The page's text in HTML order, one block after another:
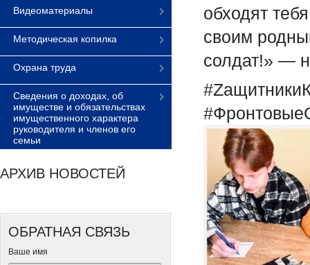
Видеоматериалы
Методическая копилка
Охрана труда
Сведения о доходах, об
имуществе и обязательствах
имущественного характера
руководителя и членов его
семьи
АРХИВ НОВОСТЕЙ
ОБРАТНАЯ СВЯЗЬ
Ваше имя
обходят
своим
солдат!» —